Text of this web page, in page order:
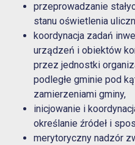
przeprowadzanie
stanu oświetlenia
koordynacja zadań
urządzeń i obiektów
przez jednostki
podległe gminie pod
zamierzeniami gminy,
inicjowanie i
określanie źródeł i
merytoryczny nadzór